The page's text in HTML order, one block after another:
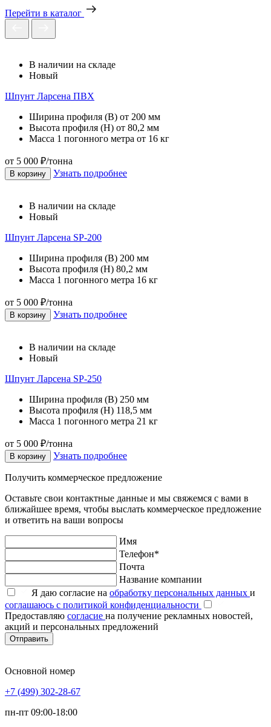
Перейти в каталог
В наличии на складе
Новый
Шпунт Ларсена ПВХ
Ширина профиля (В) от 200 мм
Высота профиля (Н) от 80,2 мм
Масса 1 погонного метра от 16 кг
от 5 000 ₽/тонна
В корзину Узнать подробнее
В наличии на складе
Новый
Шпунт Ларсена SP-200
Ширина профиля (В) 200 мм
Высота профиля (Н) 80,2 мм
Масса 1 погонного метра 16 кг
от 5 000 ₽/тонна
В корзину Узнать подробнее
В наличии на складе
Новый
Шпунт Ларсена SP-250
Ширина профиля (В) 250 мм
Высота профиля (Н) 118,5 мм
Масса 1 погонного метра 21 кг
от 5 000 ₽/тонна
В корзину Узнать подробнее
Получить коммерческое предложение
Оставьте свои контактные данные и мы свяжемся с вами в
ближайшее время, чтобы выслать коммерческое предложение
и ответить на ваши вопросы
Имя
Телефон*
Почта
Название компании
Я даю согласие на обработку персональных данных и
соглашаюсь с политикой конфиденциальности
Предоставляю согласие на получение рекламных новостей,
акций и персональных предложений
Отправить
Основной номер
+7 (499) 302-28-67
пн-пт 09:00-18:00